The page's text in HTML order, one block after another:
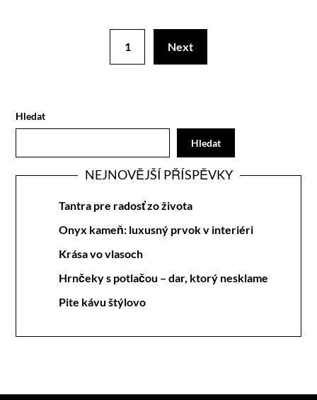
1 Next
Hledat
Hledat
NEJNOVĚJŠÍ PŘÍSPĚVKY
Tantra pre radosť zo života
Onyx kameň: luxusný prvok v interiéri
Krása vo vlasoch
Hrnčeky s potlačou – dar, ktorý nesklame
Pite kávu štýlovo